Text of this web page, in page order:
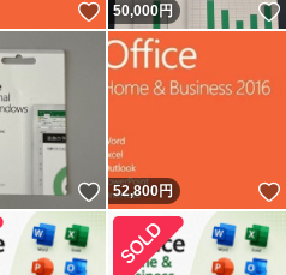
いいね！
50,000円
いいね！
52,800円